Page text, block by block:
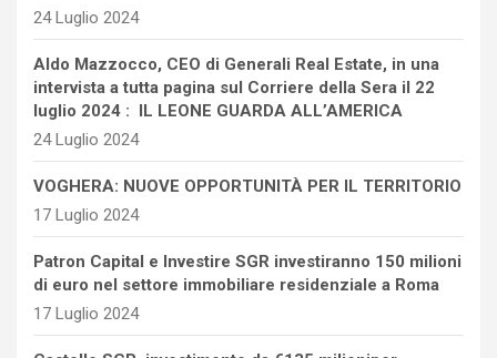
24 Luglio 2024
Aldo Mazzocco, CEO di Generali Real Estate, in una
intervista a tutta pagina sul Corriere della Sera il 22
luglio 2024 : IL LEONE GUARDA ALL’AMERICA
24 Luglio 2024
VOGHERA: NUOVE OPPORTUNITÀ PER IL TERRITORIO
17 Luglio 2024
Patron Capital e Investire SGR investiranno 150 milioni
di euro nel settore immobiliare residenziale a Roma
17 Luglio 2024